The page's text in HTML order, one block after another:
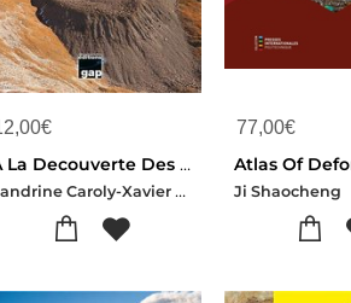
€
A La Decouverte Des Glaciers Rocheux Vanoise, Thabor, Mont-cenis : 10 Itineraires De Randonnee Et Initiation A La Geomorphologie
Sandrine Caroly-Xavier Bodin-Thomas Echelard
77,00€
Ji Shaocheng